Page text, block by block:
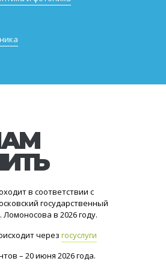
в соответствии с
государственный
в 2026 году.
через госуслуги
– 20 июня 2026 года.